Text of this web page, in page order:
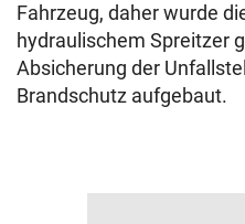
Fahrzeug, daher wurde
hydraulischem Spreitzer
Absicherung der
Brandschutz aufgebaut.